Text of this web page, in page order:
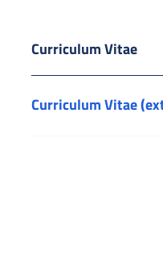
Curriculum Vitae
Curriculum Vitae